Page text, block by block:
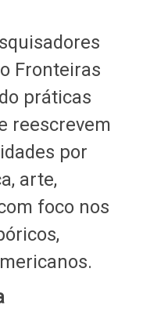
Fronteiras
práticas
reescrevem
por
arte,
foco nos